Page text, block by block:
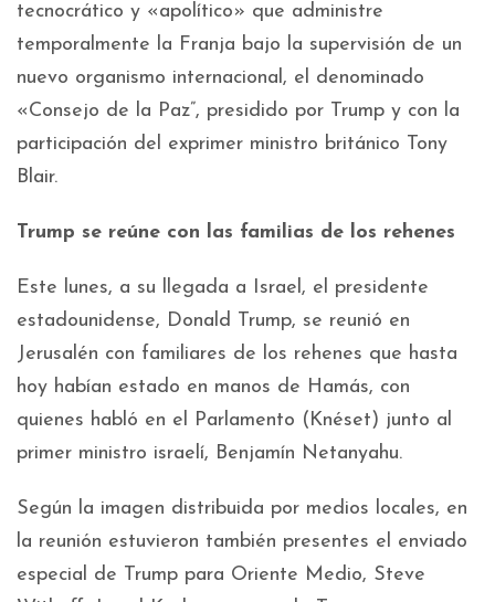
tecnocrático y «apolítico» que administre
temporalmente la Franja bajo la supervisión de un
nuevo organismo internacional, el denominado
«Consejo de la Paz”, presidido por Trump y con la
participación del exprimer ministro británico Tony
Blair.
Trump se reúne con las familias de los rehenes
Este lunes, a su llegada a Israel, el presidente
estadounidense, Donald Trump, se reunió en
Jerusalén con familiares de los rehenes que hasta
hoy habían estado en manos de Hamás, con
quienes habló en el Parlamento (Knéset) junto al
primer ministro israelí, Benjamín Netanyahu.
Según la imagen distribuida por medios locales, en
la reunión estuvieron también presentes el enviado
especial de Trump para Oriente Medio, Steve